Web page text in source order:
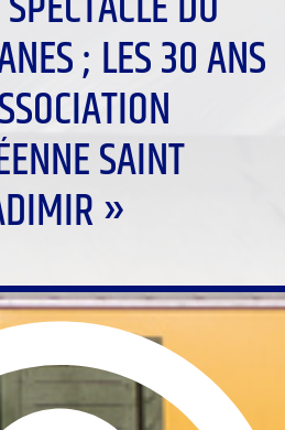
; LES 30 ANS
SAINT
»